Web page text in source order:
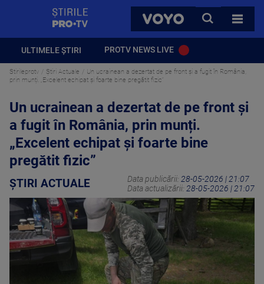
VOYO
CAUTA
TOATE
ULTIMELE ȘTIRI PROTV NEWS LIVE
Stirileprotv Știri Actuale
Un ucrainean a dezertat de pe front și a fugit în România,
prin munți. „Excelent echipat şi foarte bine pregătit fizic”
Un ucrainean a dezertat de pe front și
a fugit în România, prin munți.
„Excelent echipat şi foarte bine
pregătit fizic”
ȘTIRI ACTUALE Data publicării: 28-05-2026 | 21:07
Data actualizării: 28-05-2026 | 21:07